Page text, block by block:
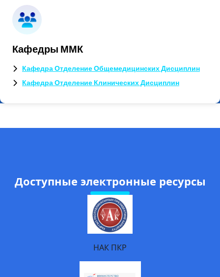
Кафедры ММК
Кафедра Отделение Общемедицинских Дисциплин
Кафедра Отделение Клинических Дисциплин
Доступные электронные ресурсы
НАК ПКР